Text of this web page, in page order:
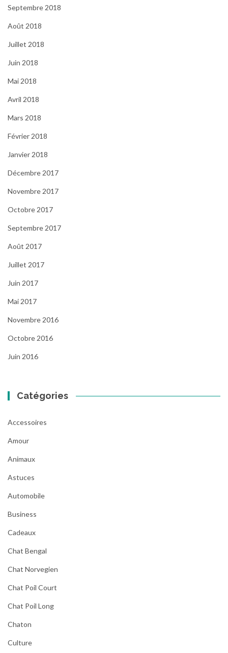
Septembre 2018
Août 2018
Juillet 2018
Juin 2018
Mai 2018
Avril 2018
Mars 2018
Février 2018
Janvier 2018
Décembre 2017
Novembre 2017
Octobre 2017
Septembre 2017
Août 2017
Juillet 2017
Juin 2017
Mai 2017
Novembre 2016
Octobre 2016
Juin 2016
Catégories
Accessoires
Amour
Animaux
Astuces
Automobile
Business
Cadeaux
Chat Bengal
Chat Norvegien
Chat Poil Court
Chat Poil Long
Chaton
Culture